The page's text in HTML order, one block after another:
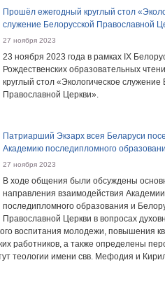
Прошёл ежегодный круглый стол
служение Белорусской Православной
27 ноября 2023
23 ноября 2023 года в рамках IХ
Рождественских образовательных
круглый стол «Экологическое служение
Православной Церкви».
Патриарший Экзарх всея Беларуси
Академию последипломного
27 ноября 2023
В ходе общения были обсуждены
направления взаимодействия Академии
последипломного образования и
Православной Церкви в вопросах
воспитания молодежи, повышения
работников, а также определены
теологии имени свв. Мефодия и